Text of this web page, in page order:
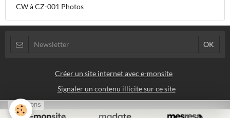
CW à CZ-001 Photos
Créer un site internet avec e-monsite
Signaler un contenu illicite sur ce site
SPONSORS